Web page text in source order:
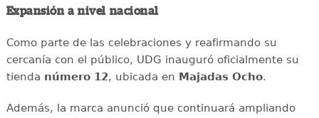
Expansión a nivel nacional
Como parte de las celebraciones y reafirmando su
cercanía con el público, UDG inauguró oficialmente su
tienda número 12, ubicada en Majadas Ocho.
Además, la marca anunció que continuará ampliando